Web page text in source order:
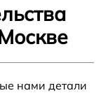
нами детали